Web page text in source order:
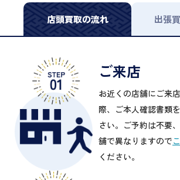
店頭買取の流れ 出張
ご来店
お近くの店舗にご来
際、ご本人確認書類
さい。ご予約は不要
舗で異なりますので
ください。